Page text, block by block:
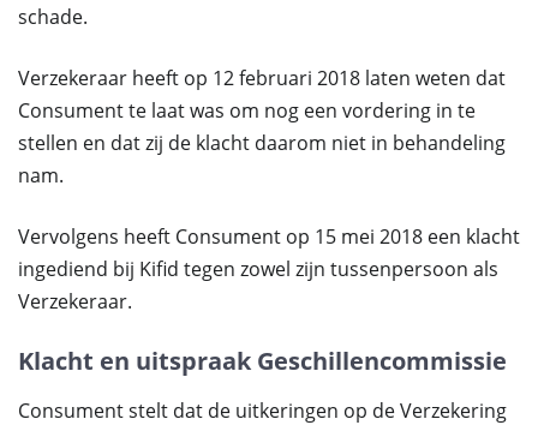
schade.
Verzekeraar heeft op 12 februari 2018 laten weten dat
Consument te laat was om nog een vordering in te
stellen en dat zij de klacht daarom niet in behandeling
nam.
Vervolgens heeft Consument op 15 mei 2018 een klacht
ingediend bij Kifid tegen zowel zijn tussenpersoon als
Verzekeraar.
Klacht en uitspraak Geschillencommissie
Consument stelt dat de uitkeringen op de Verzekering